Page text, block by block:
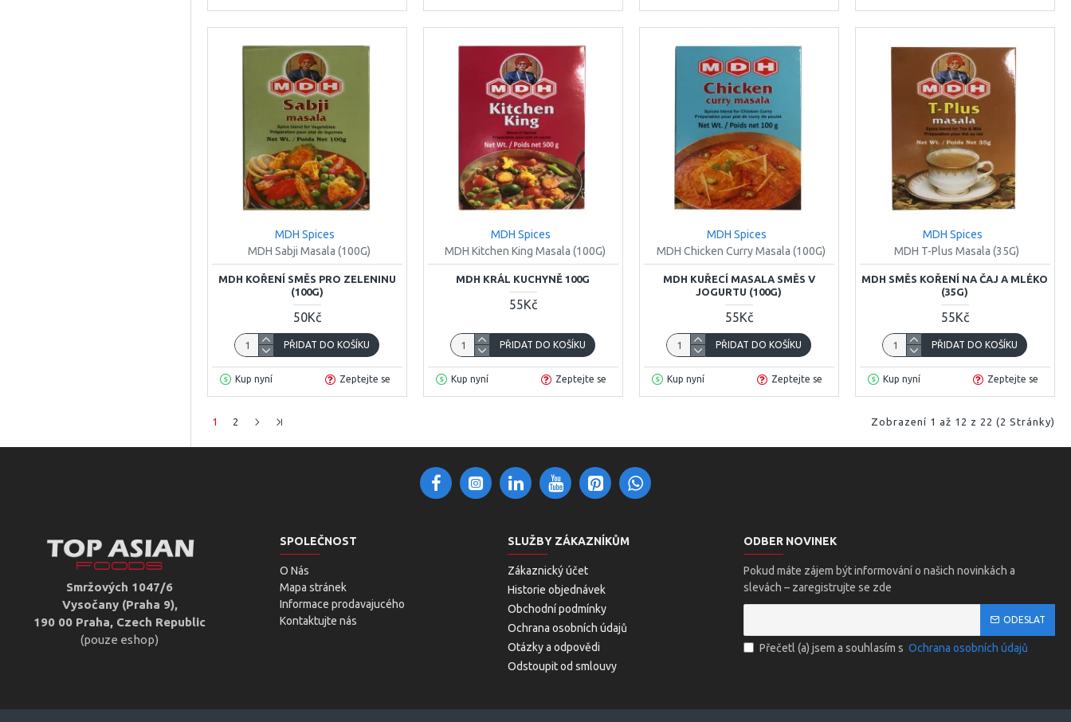
MDH Spices
MDH Sabji Masala (100G)
MDH KOŘENÍ SMĚS PRO ZELENINU
(100G)
50Kč
PŘIDAT DO KOŠÍKU
Kup nyní Zeptejte se
MDH Spices
MDH Kitchen King Masala (100G)
MDH KRÁL KUCHYNĚ 100G
55Kč
PŘIDAT DO KOŠÍKU
Kup nyní Zeptejte se
MDH Spices
MDH Chicken Curry Masala (100G)
MDH KUŘECÍ MASALA SMĚS V
JOGURTU (100G)
55Kč
PŘIDAT DO KOŠÍKU
Kup nyní Zeptejte se
MDH Spices
MDH T-Plus Masala (35G)
MDH SMĚS KOŘENÍ NA ČAJ A MLÉKO
(35G)
55Kč
PŘIDAT DO KOŠÍKU
Kup nyní Zeptejte se
1 2 Zobrazení 1 až 12 z 22 (2 Stránky)
Smržových 1047/6
Vysočany (Praha 9),
190 00 Praha, Czech Republic
(pouze eshop)
SPOLEČNOST
O Nás
Mapa stránek
Informace prodavajucého
Kontaktujte nás
SLUŽBY ZÁKAZNÍKŮM
Zákaznický účet
Historie objednávek
Obchodní podmínky
Ochrana osobních údajů
Otázky a odpovědi
Odstoupit od smlouvy
ODBER NOVINEK
Pokud máte zájem být informování o našich novinkách a
slevách – zaregistrujte se zde
ODESLAT
Přečetl (a) jsem a souhlasím s Ochrana osobních údajů